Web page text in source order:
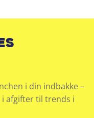
i din indbakke –
afgifter til trends i